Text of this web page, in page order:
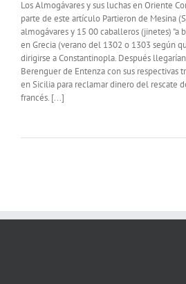
Almogávares
y
la
Bripac
Oriente
Los Almogávares y sus luchas en Oriente
parte de este artículo Partieron de Mesina
almogávares y 15 00 caballeros (jinetes) "a
en Grecia (verano del 1302 o 1303 según
dirigirse a Constantinopla. Después
Berenguer de Entenza con sus respectivas
en Sicilia para reclamar dinero del rescate
francés. [...]